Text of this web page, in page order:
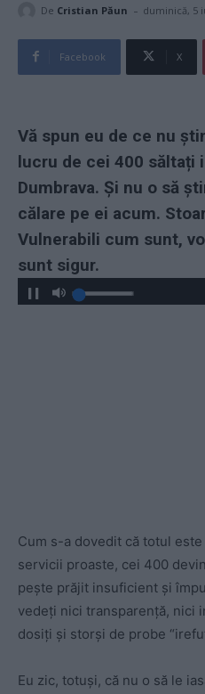
De Cristian Păun - duminică, 5
Facebook X
Vă spun eu de ce nu
lucru de cei 400 săltați
Dumbrava. Și nu o să
călare pe ei acum.
Vulnerabili cum sunt,
sunt sigur.
Cum s-a dovedit că totul
servicii proaste, cei 400
pește prăjit insuficient și
vedeți nici transparență, nici
dosiți și storși de probe
Eu zic, totuși, că nu o să le